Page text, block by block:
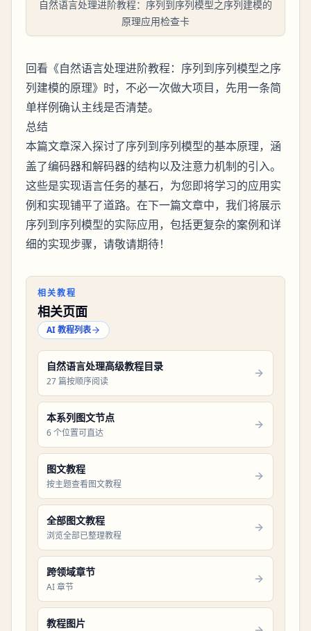
自然语言处理进阶教程：序列到序列模型之序列建模的
原理应用检查卡
回看《自然语言处理进阶教程：序列到序列模型之序
列建模的原理》时，不必一次做大项目，先用一条简
单样例确认主线是否清楚。
总结
本篇文章深入探讨了序列到序列 模型的基本原理，涵
盖了编码器和解码器的结构以及注意力机制的引入。
这些是实现语言任务的基石，为您即将学习的应用实
例和实现铺平了道路。在下一篇文章中，我们将展示
序列到序列模型的实际应用，包括更复杂的案例和详
细的实现步骤，请敬请期待！
相关教程
相关页面
AI 教程列表
自然语言处理高级教程目录
27 篇按顺序阅读
本系列图文节点
6 个位置可直达
图文教程
按主题查看图文教程
全部图文教程
浏览全部已整理教程
跨领域章节
AI 章节
教程图片